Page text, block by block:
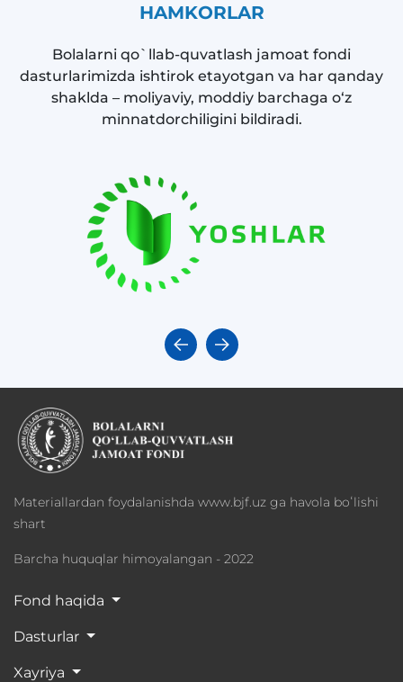
HAMKORLAR
Bolalarni qo`llab-quvatlash jamoat fondi
dasturlarimizda ishtirok etayotgan va har qanday
shaklda – moliyaviy, moddiy barchaga o‘z
minnatdorchiligini bildiradi.
Materiallardan foydalanishda www.bjf.uz ga havola boʻlishi
shart
Barcha huquqlar himoyalangan - 2022
Fond haqida
Dasturlar
Xayriya